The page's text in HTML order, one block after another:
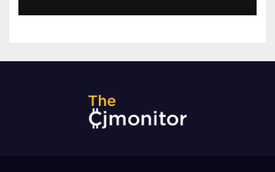
GITEX Kazakhstan